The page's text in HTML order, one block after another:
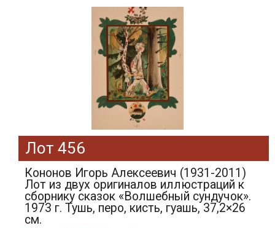
Лот 456
Кононов Игорь Алексеевич (1931-2011)
Лот из двух оригиналов иллюстраций к
сборнику сказок «Волшебный сундучок».
1973 г. Тушь, перо, кисть, гуашь, 37,2×26
см.